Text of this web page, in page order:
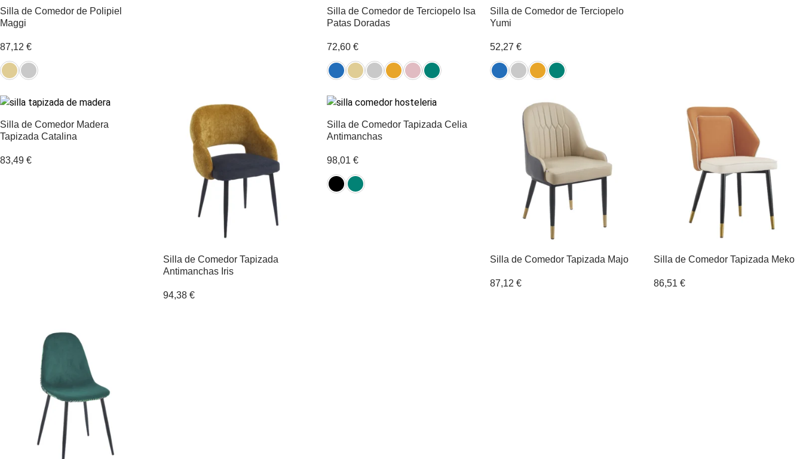
Silla de Comedor de Polipiel
Maggi
87,12 €
Silla de Comedor de Terciopelo Isa
Patas Doradas
72,60 €
Silla de Comedor de Terciopelo
Yumi
52,27€
Silla de Comedor Madera
Tapizada Catalina
83,49 €
Silla de Comedor Tapizada
Antimanchas Iris
94,38€
Silla de Comedor Tapizada Celia
Antimanchas
98,01 €
Silla de Comedor Tapizada Majo
87,12€
Silla de Comedor Tapizada Meko
86,51 €